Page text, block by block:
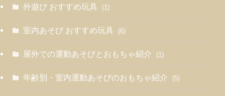
外遊び おすすめ玩具 (1)
室内あそび おすすめ玩具 (6)
屋外での運動あそびとおもちゃ紹介 (1)
年齢別・室内運動あそびのおもちゃ紹介 (5)